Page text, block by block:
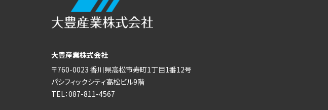
大豊産業株式会社
〒760-0023 香川県高松市寿町1丁目1番12号
パシフィックシティ高松ビル9階
TEL：087-811-4567